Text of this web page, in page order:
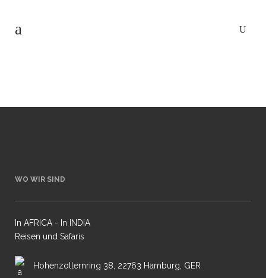
WO WIR SIND
In AFRICA - In INDIA
Reisen und Safaris
Hohenzollernring 38, 22763 Hamburg, GER